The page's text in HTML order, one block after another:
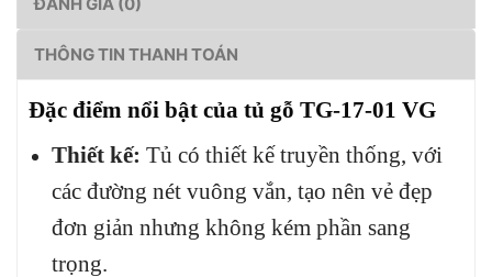
THÔNG TIN THANH TOÁN
Đặc điểm nổi bật của tủ gỗ TG-17-01 VG
Thiết kế: Tủ có thiết kế truyền thống, với
các đường nét vuông vắn, tạo nên vẻ đẹp
đơn giản nhưng không kém phần sang
trọng.